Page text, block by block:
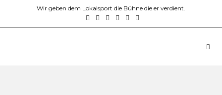
Wir geben dem Lokalsport die Bühne die er verdient.